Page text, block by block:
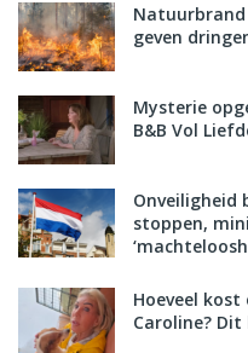
geven
Mysterie
B&B Vol
Onveiligheid
stoppen,
Hoeveel
Caroline?